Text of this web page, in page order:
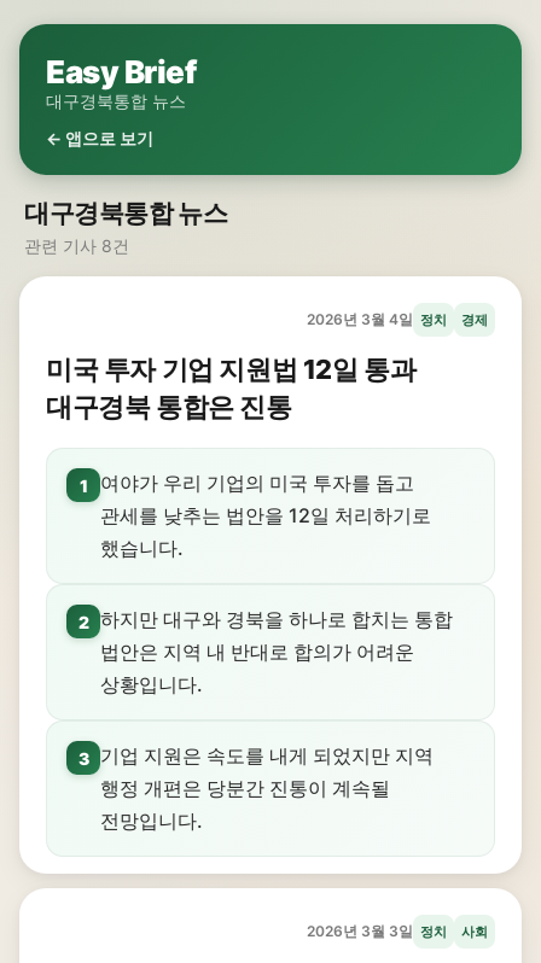
Easy Brief
대구경북통합 뉴스
← 앱으로 보기
대구경북통합 뉴스
관련 기사 8건
2026년 3월 4일 정치 경제
미국 투자 기업 지원법 12일 통과
대구경북 통합은 진통
1
여야가 우리 기업의 미국 투자를 돕고
관세를 낮추는 법안을 12일 처리하기로
했습니다.
2 하지만 대구와 경북을 하나로 합치는 통합
법안은 지역 내 반대로 합의가 어려운
상황입니다.
3
기업 지원은 속도를 내게 되었지만 지역
행정 개편은 당분간 진통이 계속될
전망입니다.
2026년 3월 3일 정치 사회